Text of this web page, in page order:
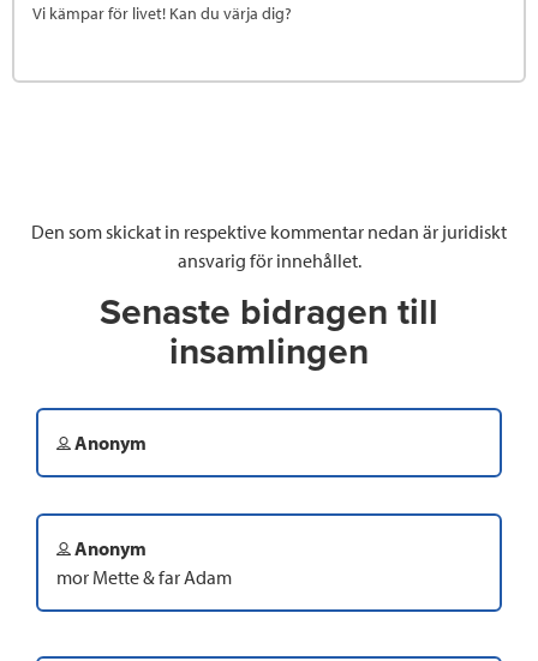
Vi kämpar för livet! Kan du värja dig?
Den som skickat in respektive kommentar nedan är juridiskt
ansvarig för innehållet.
Senaste bidragen till
insamlingen
Anonym
Anonym
mor Mette & far Adam